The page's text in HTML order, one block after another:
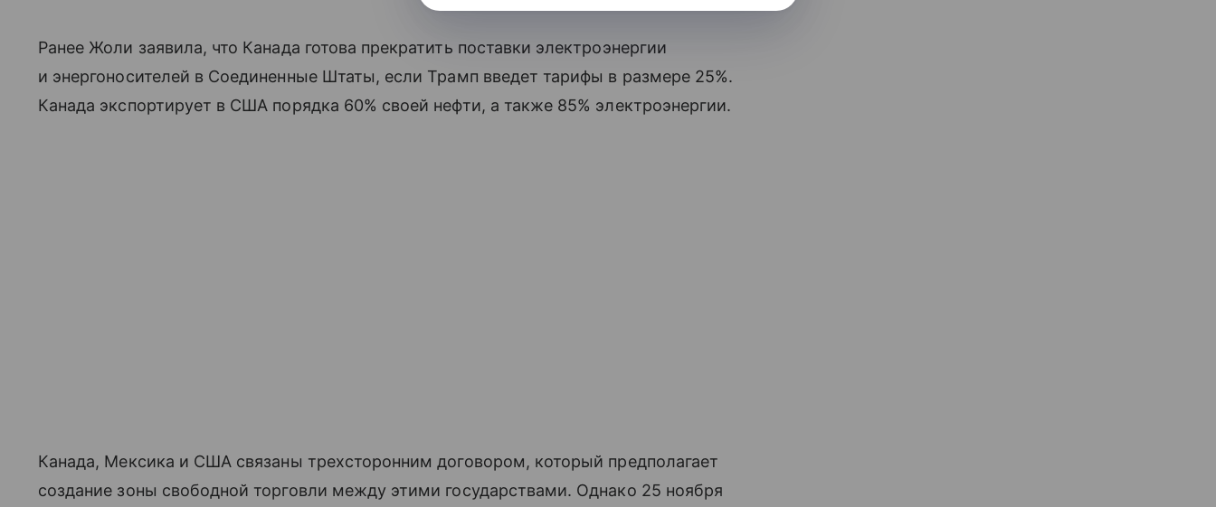
Ранее Жоли заявила, что Канада готова прекратить поставки электроэнергии
и энергоносителей в Соединенные Штаты, если Трамп введет тарифы в размере 25%.
Канада экспортирует в США порядка 60% своей нефти, а также 85% электроэнергии.
Канада, Мексика и США связаны трехсторонним договором, который предполагает
создание зоны свободной торговли между этими государствами. Однако 25 ноября